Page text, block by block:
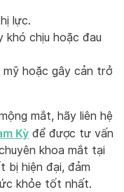
lực.
khó chịu hoặc đau
hoặc gây cản trở
mắt, hãy liên hệ
Kỳ để được tư vấn
khoa mắt tại
bị hiện đại, đảm
khỏe tốt nhất.